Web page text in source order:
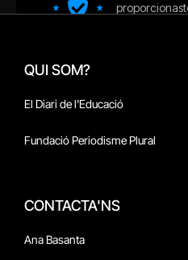
QUI SOM?
El Diari de l'Educació
Fundació Periodisme Plural
CONTACTA'NS
Ana Basanta